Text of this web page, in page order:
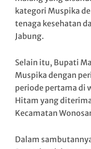
kategori Muspika
tenaga kesehatan
Jabung.
Selain itu, Bupati
Muspika dengan
periode pertama di
Hitam yang
Kecamatan
Dalam